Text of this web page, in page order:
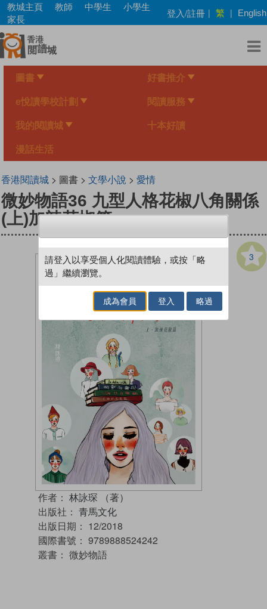
Skip
main
content
教城主頁 教師 中學生
小學生
家長
登入/註冊 | 繁 | English
圖書 好書推介
e悅讀學校計劃 閱讀服務
我的閱讀城 十本好讀
漫話生活
香港閱讀城> 圖書 > 文學小說 > 愛情
微妙物語36 九型人格花椒八角關係
(上)加辣花椒篇
3
作者： 林詠琛 （著）
出版社： 青馬文化
出版日期： 12/2018
國際書號： 9789888524242
叢書： 微妙物語
請登入以享受個人化閱讀體驗，或按「略
過」繼續瀏覽。
成為會員 登入 略過